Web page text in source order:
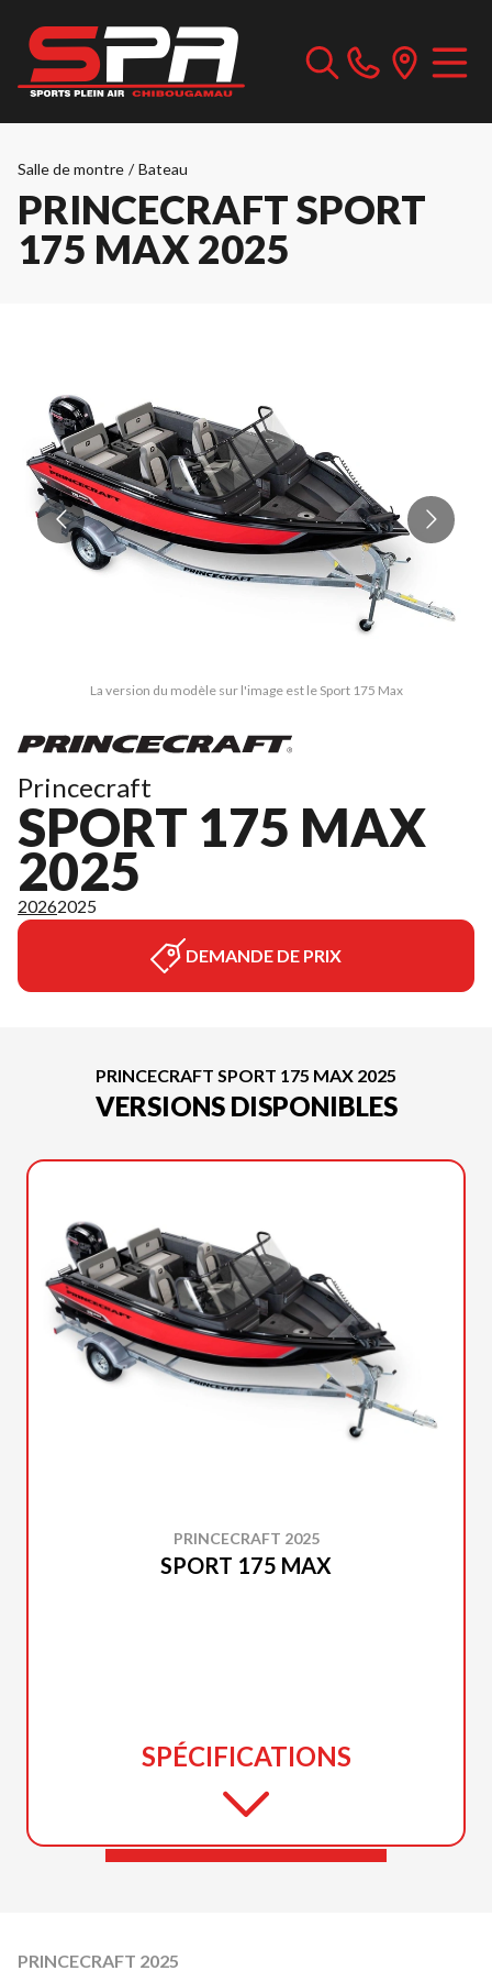
Salle de montre / Bateau
PRINCECRAFT SPORT
175 MAX 2025
La version du modèle sur l'image est le Sport 175 Max
Princecraft
SPORT 175 MAX
2025
20262025
DEMANDE DE PRIX
PRINCECRAFT SPORT 175 MAX 2025
VERSIONS DISPONIBLES
PRINCECRAFT 2025
SPORT 175 MAX
SPÉCIFICATIONS
PRINCECRAFT 2025